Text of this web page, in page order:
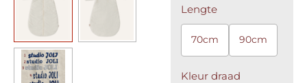
Lengte
70cm 90cm
Kleur draad